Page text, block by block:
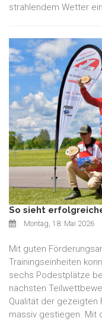
strahlendem Wetter
So sieht
Montag, 18. Mai 2026
Mit guten
Trainingseinheiten
sechs Podestplätze
nächsten
Qualität der gezeigten
massiv gestiegen. Mit